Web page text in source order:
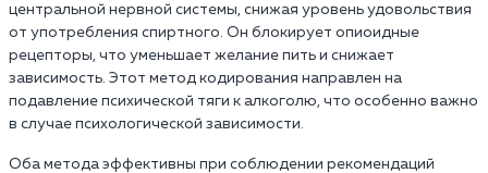
центральной нервной системы, снижая уровень удовольствия
от употребления спиртного. Он блокирует опиоидные
рецепторы, что уменьшает желание пить и снижает
зависимость. Этот метод кодирования направлен на
подавление психической тяги к алкоголю, что особенно важно
в случае психологической зависимости.
Оба метода эффективны при соблюдении рекомендаций